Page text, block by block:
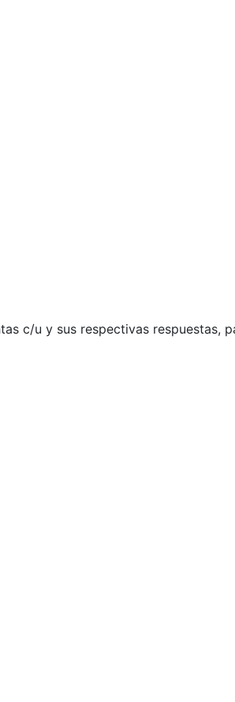
c/u y sus respectivas respuestas,